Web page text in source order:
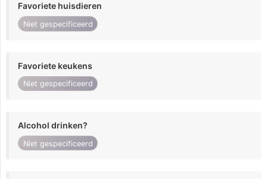
Favoriete huisdieren
Niet gespecificeerd
Favoriete keukens
Niet gespecificeerd
Alcohol drinken?
Niet gespecificeerd